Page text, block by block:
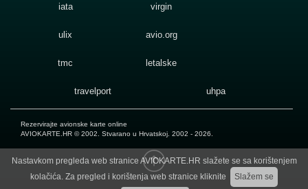
iata virgin
ulix avio.org
tmc letalske
travelport uhpa
Rezervirajte avionske karte online
AVIOKARTE.HR © 2002. Stvarano u Hrvatskoj. 2002 - 2026.
Nastavkom pregleda web stranice AVIOKARTE.HR slažete se sa korištenjem
kolačića. Za pregled i korištenja web stranice kliknite
Slažem se